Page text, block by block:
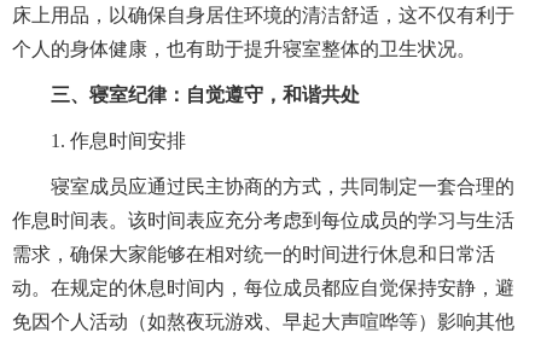
床上用品，以确保自身居住环境的清洁舒适，这不仅有利于
个人的身体健康，也有助于提升寝室整体的卫生状况。
三、寝室纪律：自觉遵守，和谐共处
1. 作息时间安排
寝室成员应通过民主协商的方式，共同制定一套合理的
作息时间表。该时间表应充分考虑到每位成员的学习与生活
需求，确保大家能够在相对统一的时间进行休息和日常活
动。在规定的休息时间内，每位成员都应自觉保持安静，避
免因个人活动（如熬夜玩游戏、早起大声喧哗等）影响其他